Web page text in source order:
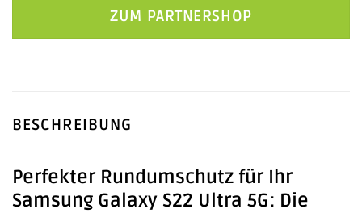
ZUM PARTNERSHOP
BESCHREIBUNG
Perfekter Rundumschutz für Ihr
Samsung Galaxy S22 Ultra 5G: Die